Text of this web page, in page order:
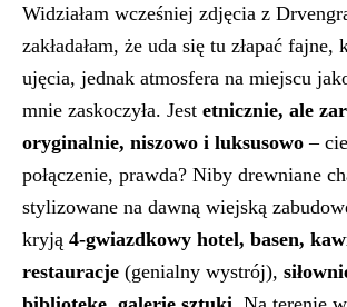
Widziałam wcześniej zdjęcia z
zakładałam, że uda się tu złapać fajne,
ujęcia, jednak atmosfera na miejscu
mnie zaskoczyła. Jest etnicznie, ale
oryginalnie, niszowo i luksusowo –
połączenie, prawda? Niby drewniane
stylizowane na dawną wiejską
kryją 4-gwiazdkowy hotel, basen,
restauracje (genialny wystrój),